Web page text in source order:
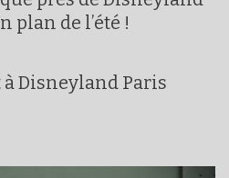
plan de l’été !
Disneyland Paris